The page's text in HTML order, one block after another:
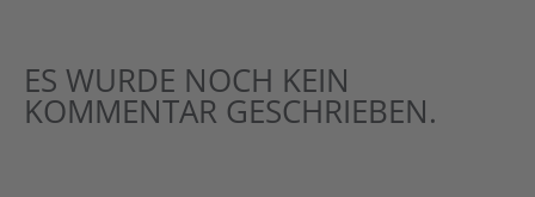
ES WURDE NOCH KEIN
KOMMENTAR GESCHRIEBEN.